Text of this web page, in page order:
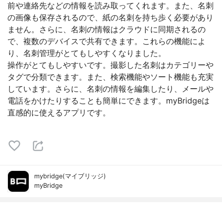
前や連絡先などの情報を読み取ってくれます。また、名刺
の画像も保存されるので、紙の名刺を持ち歩く必要があり
ません。さらに、名刺の情報はクラウドに同期されるの
で、複数のデバイスで共有できます。これらの機能によ
り、名刺管理がとてもしやすくなりました。
操作がとてもしやすいです。撮影した名刺はカテゴリーや
タグで分類できます。また、検索機能やソート機能も充実
しています。さらに、名刺の情報を編集したり、メールや
電話をかけたりすることも簡単にできます。myBridgeは
直感的に使えるアプリです。
mybridge(マイブリッジ)
myBridge